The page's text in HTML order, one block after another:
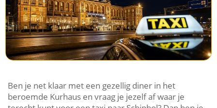
Ben je net klaar met een gezellig diner in het
beroemde Kurhaus en vraag je jezelf af waar je